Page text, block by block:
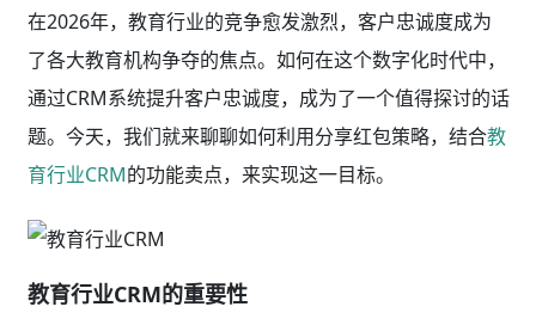
在2026年，教育行业的竞争愈发激烈，客户忠诚度成为
了各大教育机构争夺的焦点。如何在这个数字化时代中，
通过CRM系统提升客户忠诚度，成为了一个值得探讨的话
题。今天，我们就来聊聊如何利用分享红包策略，结合教
育行业CRM的功能卖点，来实现这一目标。
教育行业CRM的重要性